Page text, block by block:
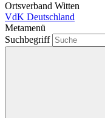
Ortsverband Witten
VdK Deutschland
Metamenü
Suchbegriff